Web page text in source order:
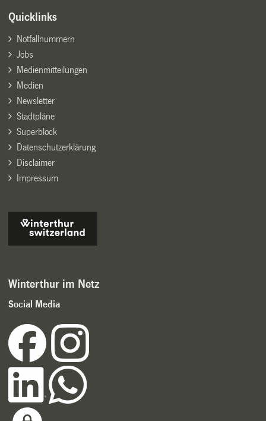
Quicklinks
Notfallnummern
Jobs
Medienmitteilungen
Medien
Newsletter
Stadtpläne
Superblock
Datenschutzerklärung
Disclaimer
Impressum
Winterthur im Netz
Social Media